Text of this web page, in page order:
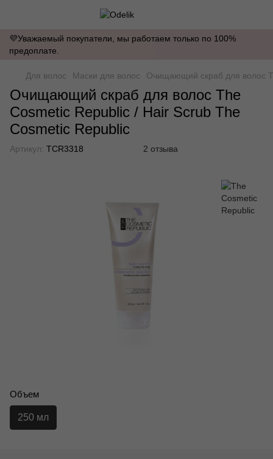
💜Уважаемый покупатели, мы работаем только по 100%
предоплате.
Для волос Маски для волос Очищающий скраб для волос
Очищающий скраб для волос The
Cosmetic Republic / Hair Scrub The
Cosmetic Republic
Артикул: TCR3318 2 отзыва
Объем
250 мл